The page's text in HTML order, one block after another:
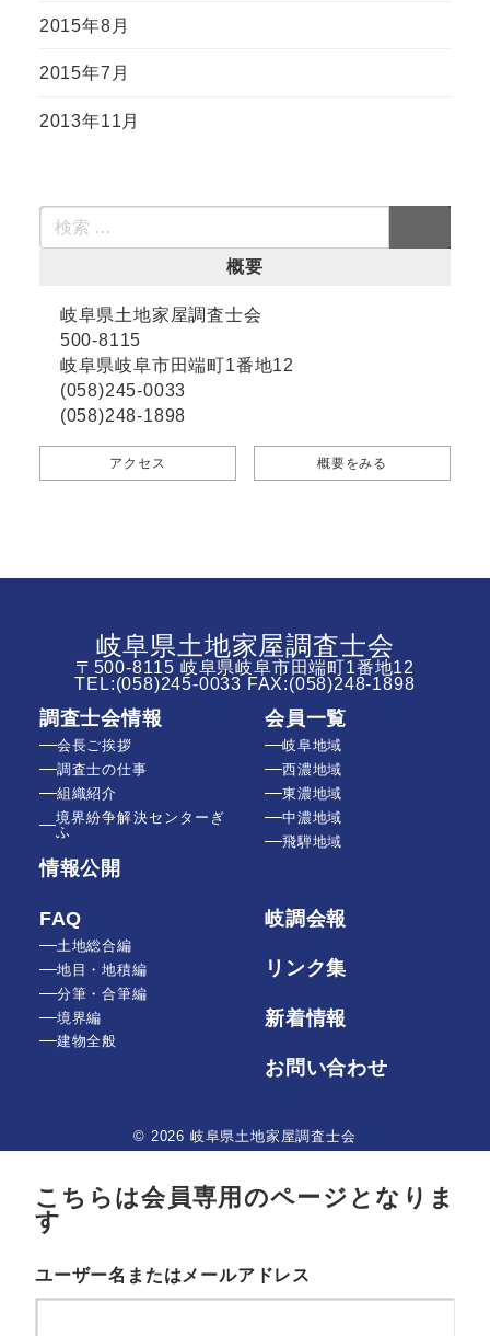
2015年8月
2015年7月
2013年11月
概要
岐阜県土地家屋調査士会
500-8115
岐阜県岐阜市田端町1番地12
(058)245-0033
(058)248-1898
アクセス 概要をみる
岐阜県土地家屋調査士会
〒500-8115 岐阜県岐阜市田端町1番地12
TEL:(058)245-0033 FAX:(058)248-1898
調査士会情報
会長ご挨拶
調査士の仕事
組織紹介
境界紛争解決センターぎ
ふ
情報公開
FAQ
土地総合編
地目・地積編
分筆・合筆編
境界編
建物全般
会員一覧
岐阜地域
西濃地域
東濃地域
中濃地域
飛騨地域
岐調会報
リンク集
新着情報
お問い合わせ
© 2026 岐阜県土地家屋調査士会
こちらは会員専用のページとなりま
す
ユーザー名またはメールアドレス